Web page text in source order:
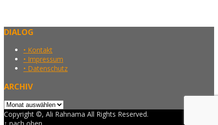
DIALOG
• Kontakt
• Impressum
• Datenschutz
ARCHIV
Archiv
Copyright ©, Ali Rahnama All Rights Reserved.